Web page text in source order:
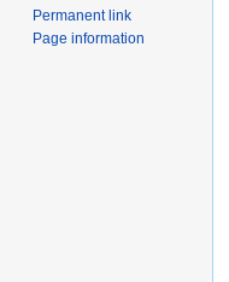
Permanent link
Page information